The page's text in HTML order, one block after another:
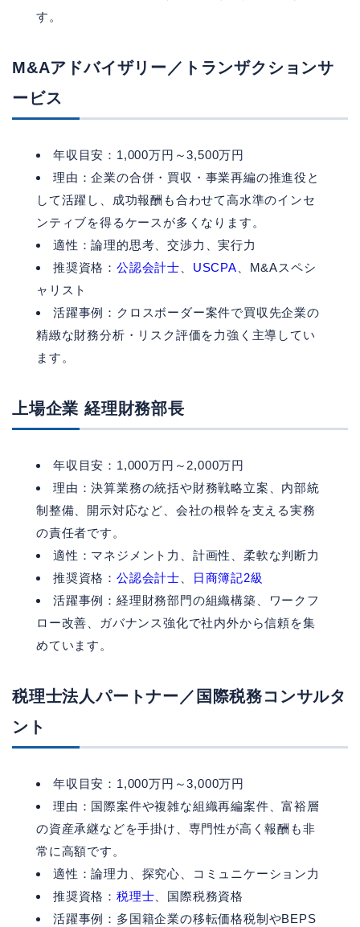
す。
M&Aアドバイザリー／トランザクションサ
ービス
年収目安：1,000万円～3,500万円
理由：企業の合併・買収・事業再編の推進役と
して活躍し、成功報酬も合わせて高水準のインセ
ンティブを得るケースが多くなります。
適性：論理的思考、交渉力、実行力
推奨資格： 公認会計士 USCPA 、M&Aスペシ
ャリスト
活躍事例：クロスボーダー案件で買収先企業の
精緻な財務分析・リスク評価を力強く主導してい
ます。
上場企業 経理財務部長
年収目安：1,000万円～2,000万円
理由：決算業務の統括や財務戦略立案、内部統
制整備、開示対応など、会社の根幹を支える実務
の責任者です。
適性：マネジメント力、計画性、柔軟な判断力
推奨資格： 公認会計士
日商簿記2級
活躍事例：経理財務部門の組織構築、ワークフ
ロー改善、ガバナンス強化で社内外から信頼を集
めています。
税理士法人パートナー／国際税務コンサルタ
ント
年収目安：1,000万円～3,000万円
理由：国際案件や複雑な組織再編案件、富裕層
の資産承継などを手掛け、専門性が高く報酬も非
常に高額です。
適性：論理力、探究心、コミュニケーション力
推奨資格： 税理士 、国際税務資格
活躍事例：多国籍企業の移転価格税制やBEPS